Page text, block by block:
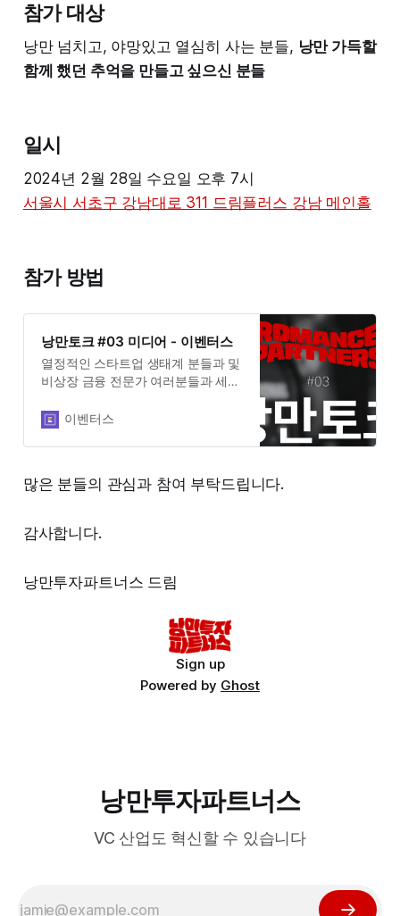
참가 대상
낭만 넘치고, 야망있고 열심히 사는 분들, 낭만 가득할
함께 했던 추억을 만들고 싶으신 분들
일시
2024년 2월 28일 수요일 오후 7시
서울시 서초구 강남대로 311 드림플러스 강남 메인홀
참가 방법
낭만토크 #03 미디어 - 이벤터스
열정적인 스타트업 생태계 분들과 및
비상장 금융 전문가 여러분들과 세미
깊은 네트워킹을 경험하세요.
이벤터스
많은 분들의 관심과 참여 부탁드립니다.
감사합니다.
낭만투자파트너스 드림
Sign up
Powered by Ghost
낭만투자파트너스
VC 산업도 혁신할 수 있습니다